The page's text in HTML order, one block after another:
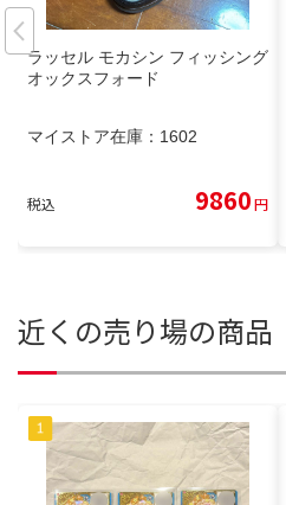
ラッセル モカシン フィッシング
オックスフォード
マイストア在庫： 1602
税込 9860円
近くの売り場の商品